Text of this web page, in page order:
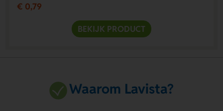
€ 0,79
BEKIJK PRODUCT
Waarom Lavista?